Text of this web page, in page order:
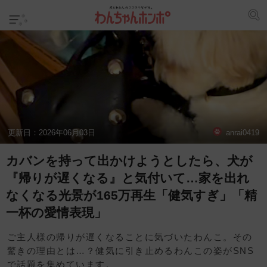
更新日： 2026年06月03日 anrai0419
カバンを持って出かけようとしたら、犬が
『帰りが遅くなる』と気付いて…家を出れ
なくなる光景が165万再生「健気すぎ」「精
一杯の愛情表現」
ご主人様の帰りが遅くなることに気づいたわんこ。その
驚きの理由とは…？健気に引き止めるわんこの姿がSNS
で話題を集めています。